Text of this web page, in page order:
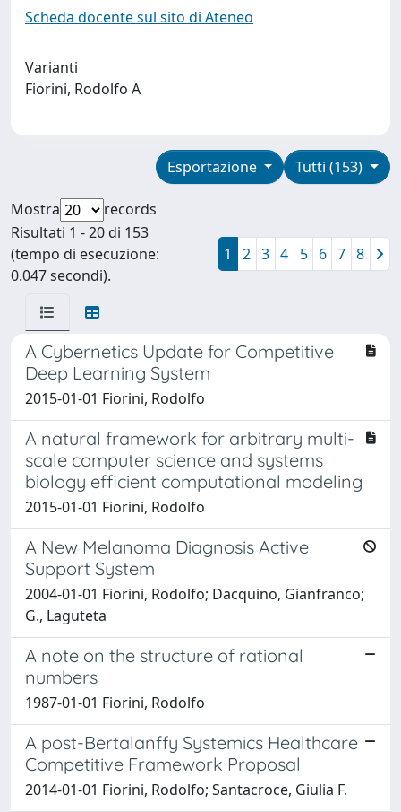
Scheda docente sul sito di Ateneo
Varianti
Fiorini, Rodolfo A
Tutti (153)
Esportazione
Mostra
records
Risultati 1 - 20 di 153
(tempo di esecuzione:
0.047 secondi).
1 2 3 4 5 6 7 8
A Cybernetics Update for Competitive
Deep Learning System
2015-01-01 Fiorini, Rodolfo
A natural framework for arbitrary multi-
scale computer science and systems
biology efficient computational modeling
2015-01-01 Fiorini, Rodolfo
A New Melanoma Diagnosis Active
Support System
2004-01-01 Fiorini, Rodolfo; Dacquino, Gianfranco;
G., Laguteta
A note on the structure of rational
numbers
1987-01-01 Fiorini, Rodolfo
A post-Bertalanffy Systemics Healthcare
Competitive Framework Proposal
2014-01-01 Fiorini, Rodolfo; Santacroce, Giulia F.